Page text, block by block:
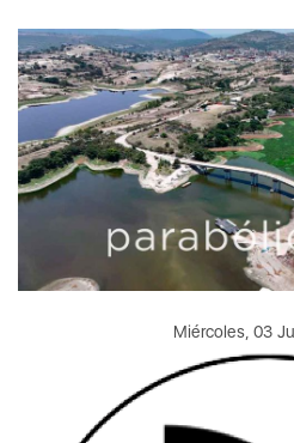
Miércoles, 03